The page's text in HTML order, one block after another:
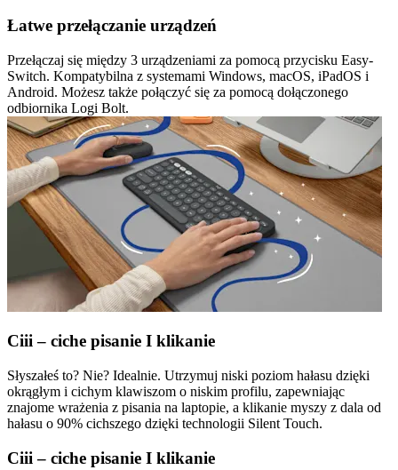
Łatwe przełączanie urządzeń
Przełączaj się między 3 urządzeniami za pomocą przycisku Easy-
Switch. Kompatybilna z systemami Windows, macOS, iPadOS i
Android. Możesz także połączyć się za pomocą dołączonego
odbiornika Logi Bolt.
Ciii – ciche pisanie I klikanie
Słyszałeś to? Nie? Idealnie. Utrzymuj niski poziom hałasu dzięki
okrągłym i cichym klawiszom o niskim profilu, zapewniając
znajome wrażenia z pisania na laptopie, a klikanie myszy z dala od
hałasu o 90% cichszego dzięki technologii Silent Touch.
Ciii – ciche pisanie I klikanie